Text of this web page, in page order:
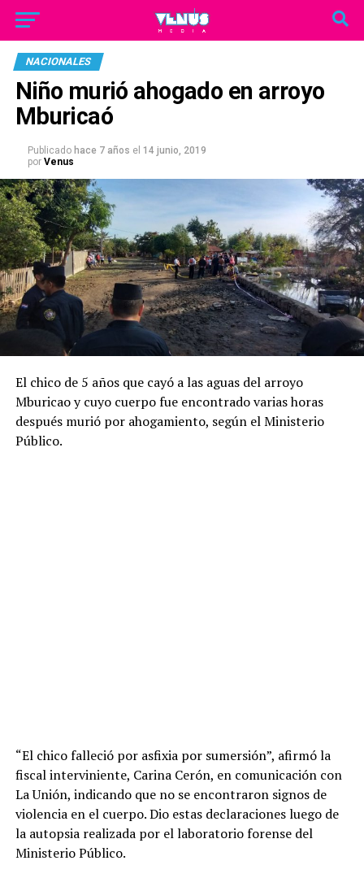
NACIONALES
Niño murió ahogado en arroyo
Mburicaó
Publicado hace 7 años el 14 junio, 2019
por Venus
El chico de 5 años que cayó a las aguas del arroyo
Mburicao y cuyo cuerpo fue encontrado varias horas
después murió por ahogamiento, según el Ministerio
Público.
“El chico falleció por asfixia por sumersión”, afirmó la
fiscal interviniente, Carina Cerón, en comunicación con
La Unión, indicando que no se encontraron signos de
violencia en el cuerpo. Dio estas declaraciones luego de
la autopsia realizada por el laboratorio forense del
Ministerio Público.